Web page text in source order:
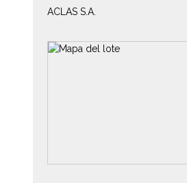
ACLAS S.A.